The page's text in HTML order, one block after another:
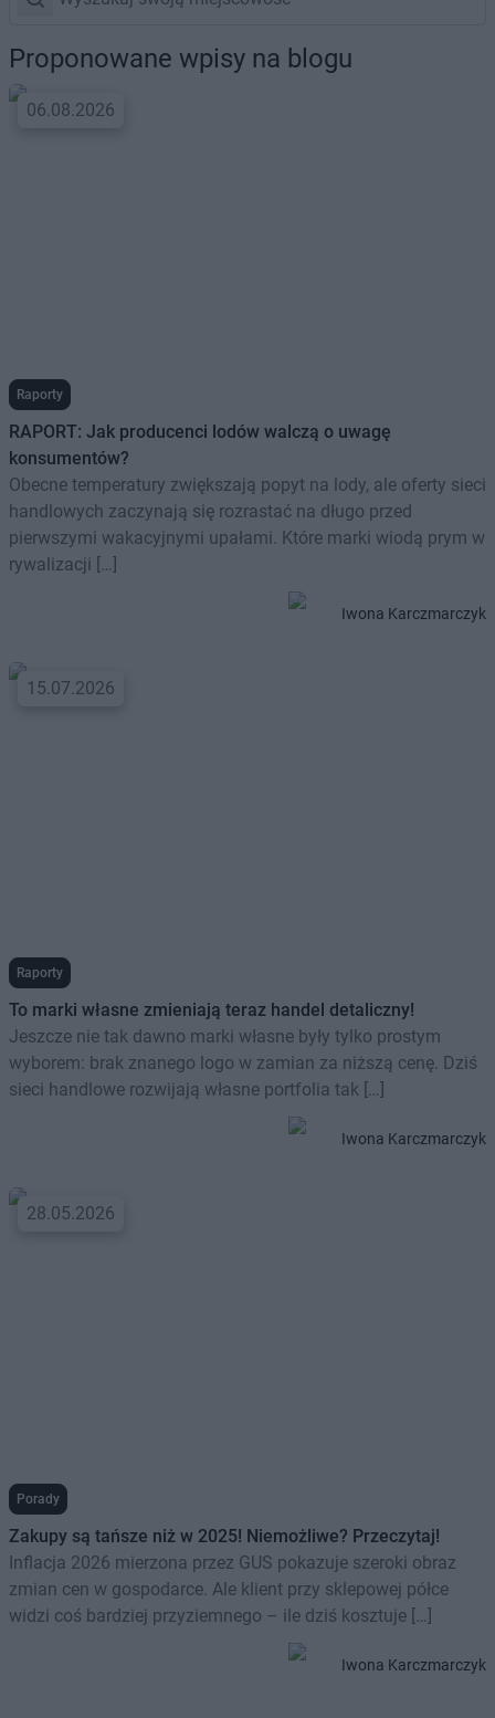
Proponowane wpisy na blogu
06.08.2026
Raporty
RAPORT: Jak producenci lodów walczą o uwagę
konsumentów?
Obecne temperatury zwiększają popyt na lody, ale oferty sieci
handlowych zaczynają się rozrastać na długo przed
pierwszymi wakacyjnymi upałami. Które marki wiodą prym w
rywalizacji […]
Iwona Karczmarczyk
15.07.2026
Raporty
To marki własne zmieniają teraz handel detaliczny!
Jeszcze nie tak dawno marki własne były tylko prostym
wyborem: brak znanego logo w zamian za niższą cenę. Dziś
sieci handlowe rozwijają własne portfolia tak […]
Iwona Karczmarczyk
28.05.2026
Porady
Zakupy są tańsze niż w 2025! Niemożliwe? Przeczytaj!
Inflacja 2026 mierzona przez GUS pokazuje szeroki obraz
zmian cen w gospodarce. Ale klient przy sklepowej półce
widzi coś bardziej przyziemnego – ile dziś kosztuje […]
Iwona Karczmarczyk